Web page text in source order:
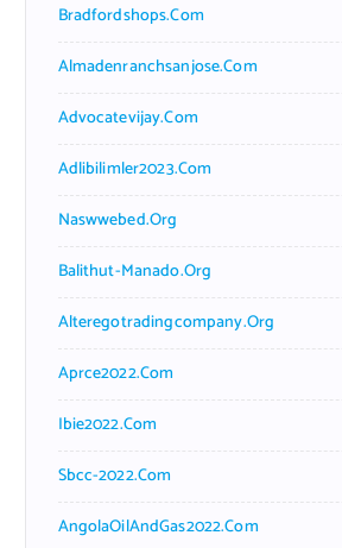
Bradfordshops.com
Almadenranchsanjose.com
Advocatevijay.com
Adlibilimler2023.com
Naswwebed.org
Balithut-Manado.org
Alteregotradingcompany.org
Aprce2022.com
Ibie2022.com
Sbcc-2022.com
AngolaOilAndGas2022.com